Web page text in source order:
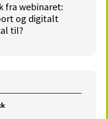
fra webinaret:
og digitalt
til?